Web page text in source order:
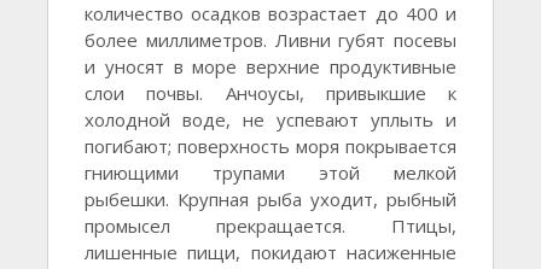
количество осадков возрастает до 400 и
более миллиметров. Ливни губят посевы
и уносят в море верхние продуктивные
слои почвы. Анчоусы, привыкшие к
холодной воде, не успевают уплыть и
погибают; поверхность моря покрывается
гниющими трупами этой мелкой
рыбешки. Крупная рыба уходит, рыбный
промысел прекращается. Птицы,
лишенные пищи, покидают насиженные